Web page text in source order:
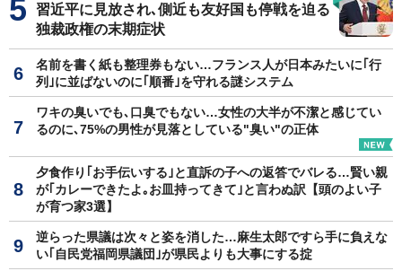
習近平に見放され､側近も友好国も停戦を迫る
独裁政権の末期症状
名前を書く紙も整理券もない…フランス人が日本みたいに｢行
列｣に並ばないのに｢順番｣を守れる謎システム
ワキの臭いでも､口臭でもない…女性の大半が不潔と感じてい
るのに､75%の男性が見落としている"臭い"の正体
夕食作り｢お手伝いする｣と直訴の子への返答でバレる…賢い親
が｢カレーできたよ｡お皿持ってきて｣と言わぬ訳【頭のよい子
が育つ家3選】
逆らった県議は次々と姿を消した…麻生太郎ですら手に負えな
い｢自民党福岡県議団｣が県民よりも大事にする掟